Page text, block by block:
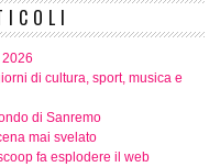
di cultura, sport, musica e
di Sanremo
mai svelato
fa esplodere il web